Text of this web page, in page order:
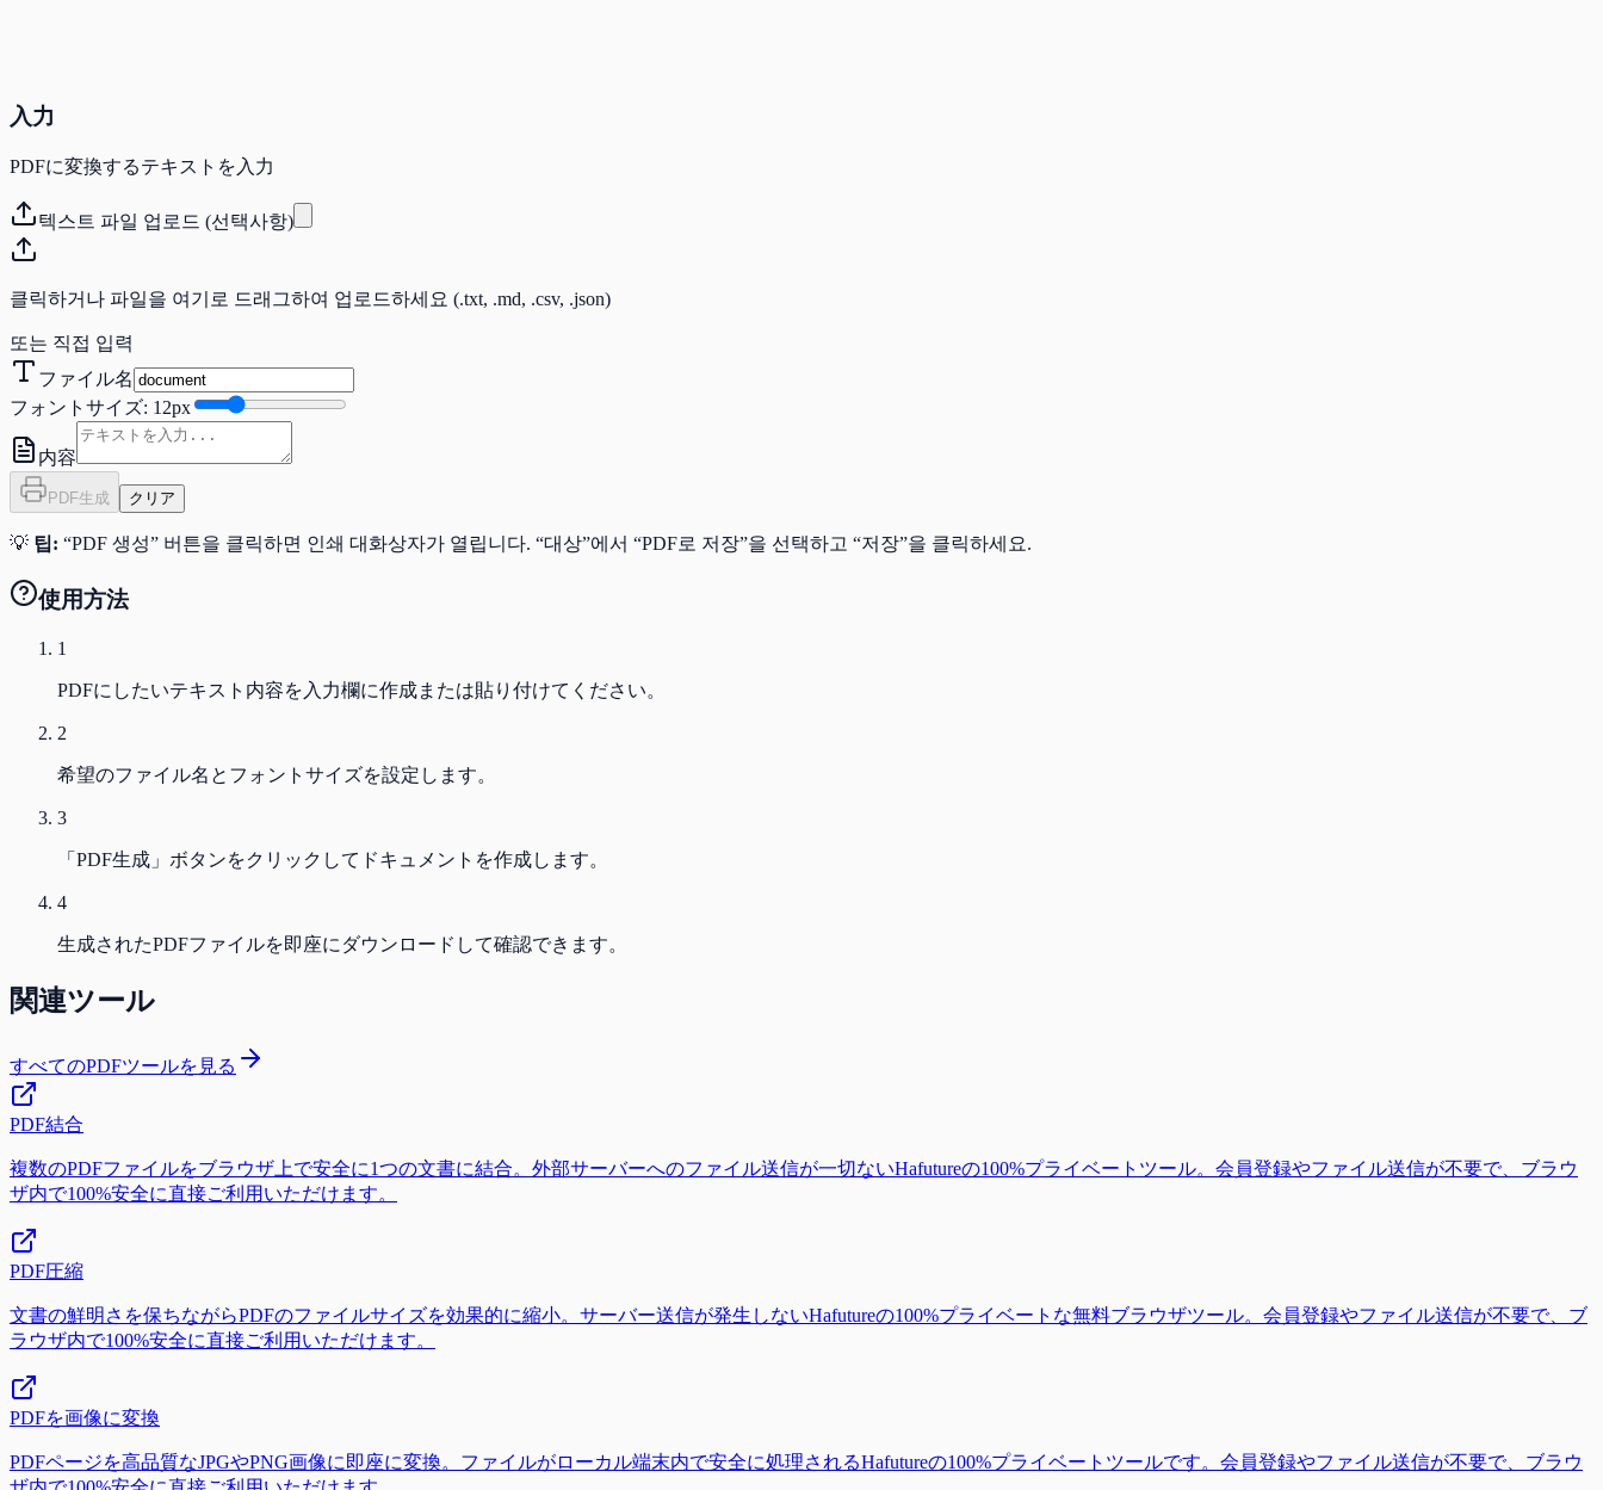
入力
PDFに変換するテキストを入力
텍스트 파일 업로드 (선택사항)
클릭하거나 파일을 여기로 드래그하여 업로드하세요 (.txt, .md, .csv, .json)
또는 직접 입력
ファイル名
フォントサイズ: 12px
内容
PDF生成 クリア
💡 팁: “PDF 생성” 버튼을 클릭하면 인쇄 대화상자가 열립니다. “대상”에서 “PDF로 저장”을 선택하고 “저장”을 클릭하세요.
使用方法
1
PDFにしたいテキスト内容を入力欄に作成または貼り付けてください。
2
希望のファイル名とフォントサイズを設定します。
3
「PDF生成」ボタンをクリックしてドキュメントを作成します。
4
生成されたPDFファイルを即座にダウンロードして確認できます。
関連ツール
すべてのPDFツールを見る
PDF結合
複数のPDFファイルをブラウザ上で安全に1つの文書に結合。外部サーバーへのファイル送信が一切ないHafutureの100%プライベートツール。会員登録やファイル送信が不要で、ブラウ
ザ内で100%安全に直接ご利用いただけます。
PDF圧縮
文書の鮮明さを保ちながらPDFのファイルサイズを効果的に縮小。サーバー送信が発生しないHafutureの100%プライベートな無料ブラウザツール。会員登録やファイル送信が不要で、ブ
ラウザ内で100%安全に直接ご利用いただけます。
PDFを画像に変換
PDFページを高品質なJPGやPNG画像に即座に変換。ファイルがローカル端末内で安全に処理されるHafutureの100%プライベートツールです。会員登録やファイル送信が不要で、ブラウ